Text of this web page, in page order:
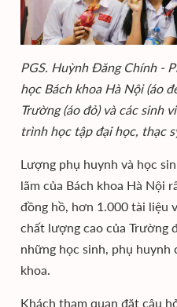
PGS. Huỳnh Đăng Chính -
học Bách khoa Hà Nội (áo
Trường (áo đỏ) và các sinh
trình học tập đại học, thạc
Lượng phụ huynh và học
lãm của Bách khoa Hà Nội
đồng hồ, hơn 1.000 tài liệu
chất lượng cao của Trường
những học sinh, phụ huynh
khoa.
Khách tham quan đặt câu